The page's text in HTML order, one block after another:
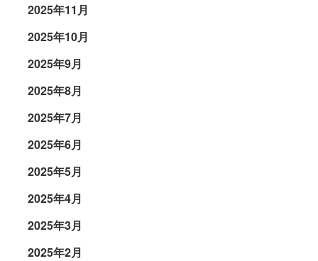
2025年11月
2025年10月
2025年9月
2025年8月
2025年7月
2025年6月
2025年5月
2025年4月
2025年3月
2025年2月